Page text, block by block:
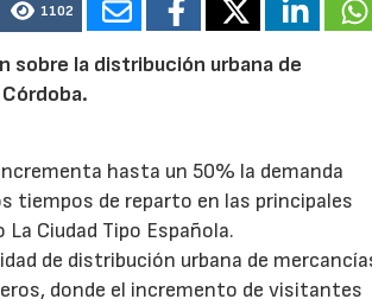
1102
sobre la distribución urbana de
hasta un 50% la demanda
tiempos de reparto en las principales
Ciudad Tipo Española.
de distribución urbana de
donde el incremento de visitantes